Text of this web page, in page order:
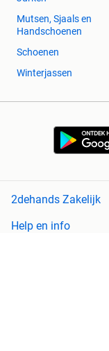
Mutsen, Sjaals en
Handschoenen
Schoenen
Winterjassen
2dehands Zakelijk
Help en info